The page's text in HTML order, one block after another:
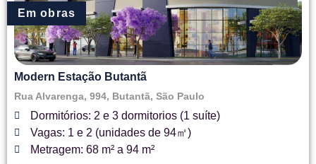
Modern Estação Butantã
Rua Alvarenga, 994, Butantã, São Paulo
Dormitórios: 2 e 3 dormitorios (1 suíte)
Vagas: 1 e 2 (unidades de 94㎡)
Metragem: 68 m² a 94 m²
Em obras